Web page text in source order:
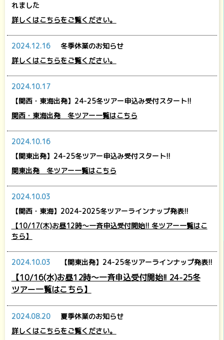
れました
詳しくはこちらをご覧ください。
2024.12.16
冬季休業のお知らせ
詳しくはこちらをご覧ください。
2024.10.17
【関西・東海出発】24-25冬ツアー申込み受付スタート!!
関西・東海出発 冬ツアー一覧はこちら
2024.10.16
【関東出発】24-25冬ツアー申込み受付スタート!!
関東出発 冬ツアー一覧はこちら
2024.10.03
【関西・東海】2024-2025冬ツアーラインナップ発表!!
【10/17(木)お昼12時～一斉申込受付開始!! 冬ツアー一覧はこ
ちら】
2024.10.03 【関東出発】24-25冬ツアーラインナップ発表!!
【10/16(水)お昼12時～一斉申込受付開始!! 24-25冬
ツアー一覧はこちら】
2024.08.20
夏季休業のお知らせ
詳しくはこちらをご覧ください。